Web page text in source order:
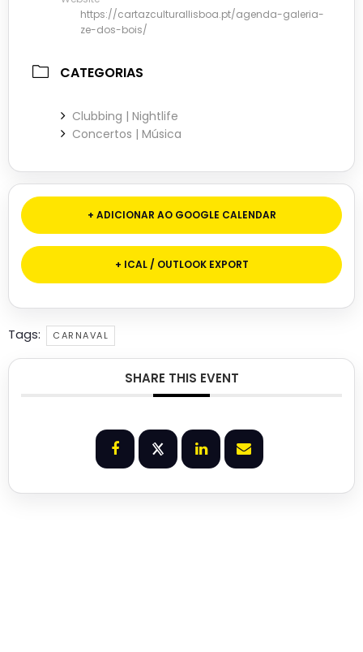
https://cartazculturallisboa.pt/agenda-galeria-
ze-dos-bois/
CATEGORIAS
Clubbing | Nightlife
Concertos | Música
+ ADICIONAR AO GOOGLE CALENDAR
+ ICAL / OUTLOOK EXPORT
Tags: CARNAVAL
SHARE THIS EVENT